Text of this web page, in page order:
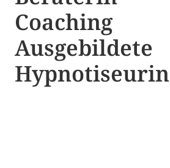
Coaching
Ausgebildete​ ​
Hypnotiseurin